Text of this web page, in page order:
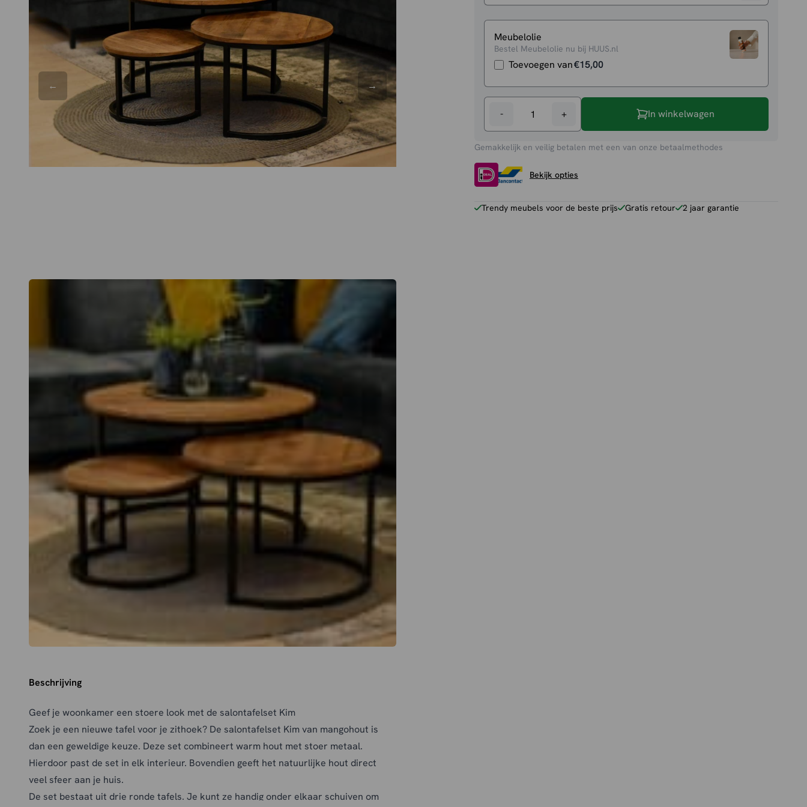
Meubelolie
Bestel Meubelolie nu bij HUUS.nl
Toevoegen van€15,00
-
Salontafelset
Kim
aantal
+ In winkelwagen
Gemakkelijk en veilig betalen met een van onze betaalmethodes
Bekijk opties
Trendy meubels voor de beste prijs Gratis retour 2 jaar garantie
Beschrijving
Geef je woonkamer een stoere look met de salontafelset Kim
Zoek je een nieuwe tafel voor je zithoek? De salontafelset Kim van mangohout is
dan een geweldige keuze. Deze set combineert warm hout met stoer metaal.
Hierdoor past de set in elk interieur. Bovendien geeft het natuurlijke hout direct
veel sfeer aan je huis.
De set bestaat uit drie ronde tafels. Je kunt ze handig onder elkaar schuiven om